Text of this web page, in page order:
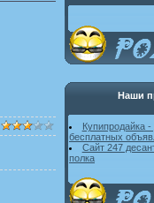
Наши
Купипродайка -
бесплатных
Сайт 247
полка